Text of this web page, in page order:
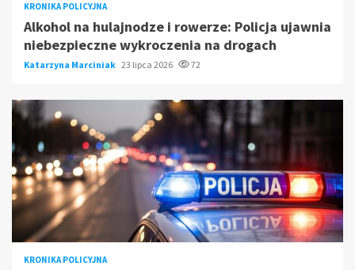
KRONIKA POLICYJNA
Alkohol na hulajnodze i rowerze: Policja ujawnia
niebezpieczne wykroczenia na drogach
Katarzyna Marciniak 23 lipca 2026 72
KRONIKA POLICYJNA